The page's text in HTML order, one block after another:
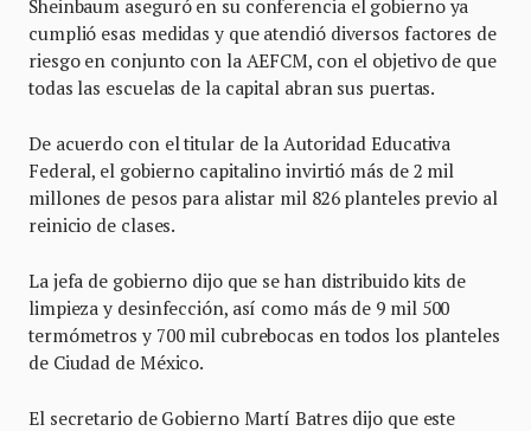
Sheinbaum aseguró en su conferencia el gobierno ya
cumplió esas medidas y que atendió diversos factores de
riesgo en conjunto con la AEFCM, con el objetivo de que
todas las escuelas de la capital abran sus puertas.
De acuerdo con el titular de la Autoridad Educativa
Federal, el gobierno capitalino invirtió más de 2 mil
millones de pesos para alistar mil 826 planteles previo al
reinicio de clases.
La jefa de gobierno dijo que se han distribuido kits de
limpieza y desinfección, así como más de 9 mil 500
termómetros y 700 mil cubrebocas en todos los planteles
de Ciudad de México.
El secretario de Gobierno Martí Batres dijo que este